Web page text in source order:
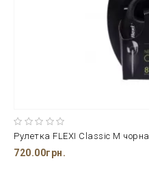
Рулетка FLEXI Classic M чорна
720.00грн.